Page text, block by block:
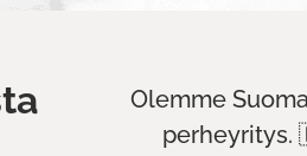
Olemme